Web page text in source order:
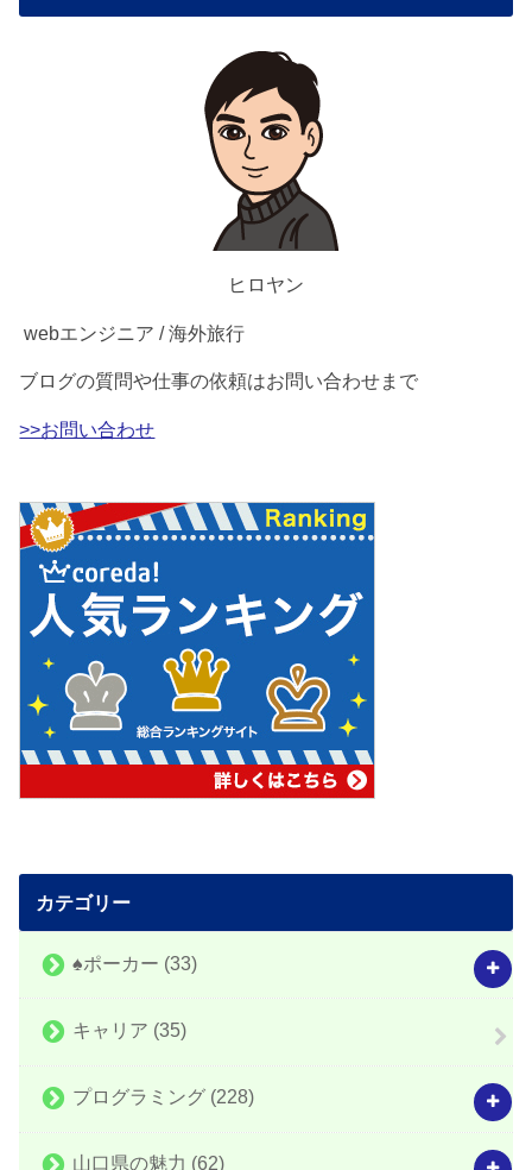
ヒロヤン
webエンジニア / 海外旅行
ブログの質問や仕事の依頼はお問い合わせまで
>>お問い合わせ
カテゴリー
♠️ポーカー (33)
キャリア (35)
プログラミング (228)
山口県の魅力 (62)